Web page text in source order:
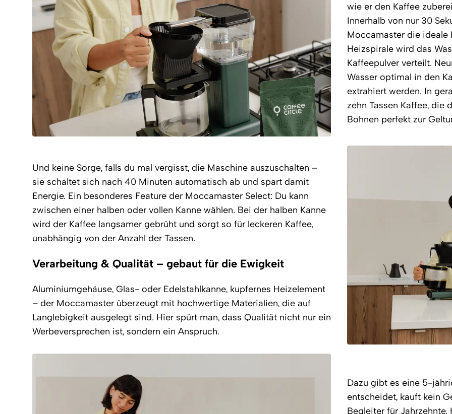
wie er den Kaffee
Innerhalb von nur 30
Moccamaster die ideale
Heizspirale wird das
Kaffeepulver verteilt.
Wasser optimal in den
extrahiert werden. In
zehn Tassen Kaffee, die
Bohnen perfekt zur
Und keine Sorge, falls du mal vergisst, die Maschine auszuschalten –
sie schaltet sich nach 40 Minuten automatisch ab und spart damit
Energie. Ein besonderes Feature der Moccamaster Select: Du kann
zwischen einer halben oder vollen Kanne wählen. Bei der halben Kanne
wird der Kaffee langsamer gebrüht und sorgt so für leckeren Kaffee,
unabhängig von der Anzahl der Tassen.
Verarbeitung & Qualität – gebaut für die Ewigkeit
Aluminiumgehäuse, Glas- oder Edelstahlkanne, kupfernes Heizelement
– der Moccamaster überzeugt mit hochwertige Materialien, die auf
Langlebigkeit ausgelegt sind. Hier spürt man, dass Qualität nicht nur ein
Werbeversprechen ist, sondern ein Anspruch.
Dazu gibt es eine 5-
entscheidet, kauft kein
Begleiter für